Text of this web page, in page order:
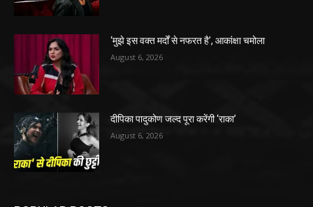
‘मुझे इस वक्त मर्दों से नफरत है’, आकांक्षा चमोला
August 6, 2026
दीपिका पादुकोण जल्द पूरा करेंगी ‘राका’
August 6, 2026